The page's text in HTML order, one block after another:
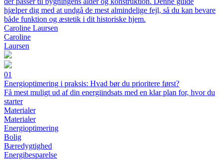
hjælper dig med at undgå de mest almindelige fejl, så du kan bevare
både funktion og æstetik i dit historiske hjem.
Caroline Laursen
Caroline
Laursen
01
Energioptimering i praksis: Hvad bør du prioritere først?
Få mest muligt ud af din energiindsats med en klar plan for, hvor du
starter
Materialer
Materialer
Energioptimering
Bolig
Bæredygtighed
Energibesparelse